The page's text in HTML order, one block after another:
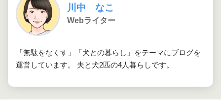
川中 なこ
Webライター
「無駄をなくす」「犬との暮らし」をテーマにブログを
運営しています。 夫と犬2匹の4人暮らしです。